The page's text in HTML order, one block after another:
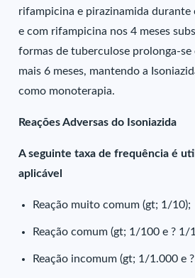
rifampicina e pirazinamida durante
e com rifampicina nos 4 meses
formas de tuberculose prolonga-
mais 6 meses, mantendo a
como monoterapia.
Reações Adversas do Isoniazida
A seguinte taxa de frequência é
aplicável
Reação muito comum (gt; 1/10);
Reação comum (gt; 1/100 e ? 1/
Reação incomum (gt; 1/1.000 e